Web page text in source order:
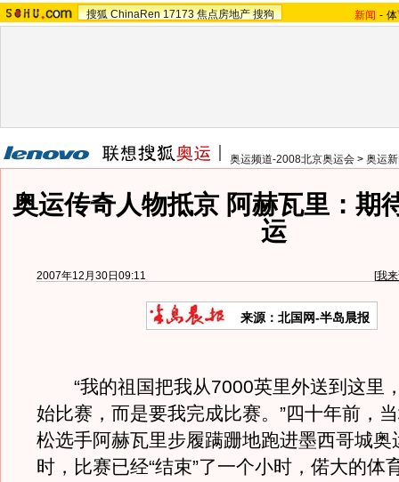
搜狐 ChinaRen 17173 焦点房地产 搜狗 新闻 -
奥运频道-2008北京奥运会 > 奥运
奥运传奇人物抵京 阿赫瓦里：期
运
2007年12月30日09:11 [我
来源：北国网-半岛晨报
“我的祖国把我从7000英里外送到这里
始比赛，而是要我完成比赛。”四十年前，
松选手阿赫瓦里步履蹒跚地跑进墨西哥城奥
时，比赛已经“结束”了一个小时，偌大的体